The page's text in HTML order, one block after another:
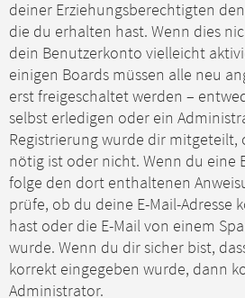
deiner Erziehungsberechtigten
die du erhalten hast. Wenn dies
dein Benutzerkonto vielleicht
einigen Boards müssen alle neu
erst freigeschaltet werden –
selbst erledigen oder ein
Registrierung wurde dir mitgeteilt,
nötig ist oder nicht. Wenn du eine
folge den dort enthaltenen
prüfe, ob du deine E-Mail-Adresse
hast oder die E-Mail von einem
wurde. Wenn du dir sicher bist,
korrekt eingegeben wurde, dann
Administrator.